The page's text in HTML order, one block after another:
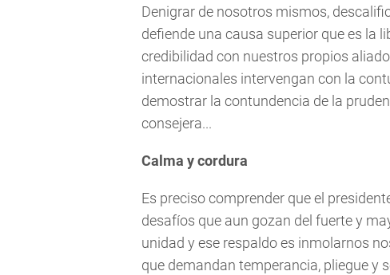
Denigrar de nosotros mismos,
defiende una causa superior que es la
credibilidad con nuestros propios
internacionales intervengan con la
demostrar la contundencia de la
consejera...
Calma y cordura
Es preciso comprender que el
desafíos que aun gozan del fuerte y
unidad y ese respaldo es inmolarnos
que demandan temperancia, pliegue y